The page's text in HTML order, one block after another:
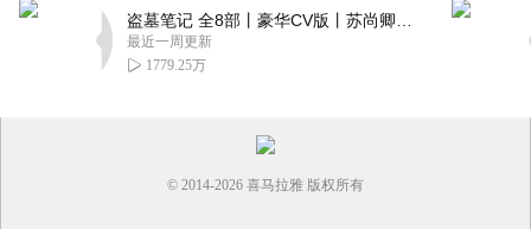
最近一周更新
1779.25万
© 2014-2026 喜马拉雅 版权所有